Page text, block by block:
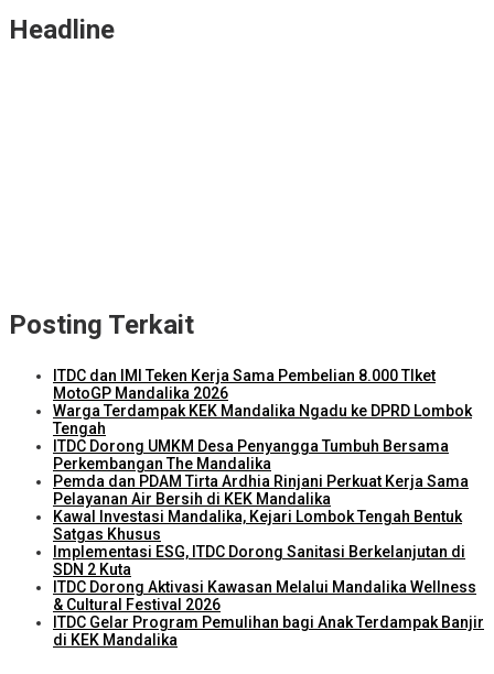
Headline
Posting Terkait
ITDC dan IMI Teken Kerja Sama Pembelian 8.000 TIket
MotoGP Mandalika 2026
Warga Terdampak KEK Mandalika Ngadu ke DPRD Lombok
Tengah
ITDC Dorong UMKM Desa Penyangga Tumbuh Bersama
Perkembangan The Mandalika
Pemda dan PDAM Tirta Ardhia Rinjani Perkuat Kerja Sama
Pelayanan Air Bersih di KEK Mandalika
Kawal Investasi Mandalika, Kejari Lombok Tengah Bentuk
Satgas Khusus
Implementasi ESG, ITDC Dorong Sanitasi Berkelanjutan di
SDN 2 Kuta
ITDC Dorong Aktivasi Kawasan Melalui Mandalika Wellness
& Cultural Festival 2026
ITDC Gelar Program Pemulihan bagi Anak Terdampak Banjir
di KEK Mandalika